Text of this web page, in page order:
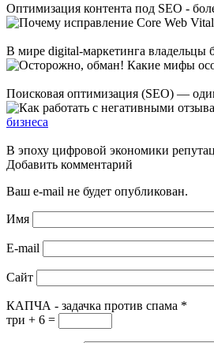
Оптимизация контента под SEO -
В мире digital-маркетинга владельцы
Поисковая оптимизация (SEO) —
бизнеса
В эпоху цифровой экономики
Добавить комментарий
Ваш e-mail не будет опубликован.
Имя
E-mail
Сайт
КАПЧА - задачка против спама *
три + 6 =